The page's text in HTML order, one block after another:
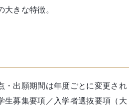
大きな特徴。
・出願期間は年度ごとに変更され
生募集要項／入学者選抜要項（大